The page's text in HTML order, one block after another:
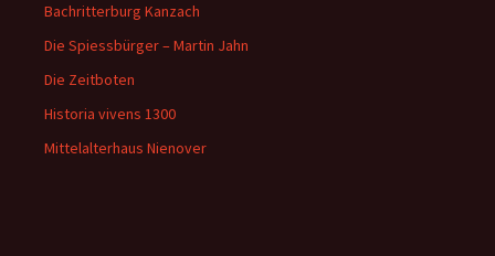
Bachritterburg Kanzach
Die Spiessbürger – Martin Jahn
Die Zeitboten
Historia vivens 1300
Mittelalterhaus Nienover